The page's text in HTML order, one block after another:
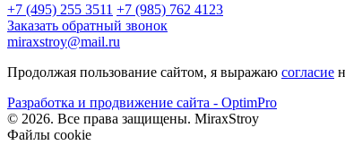
+7 (495) 255 3511 +7 (985) 762 4123
Заказать обратный звонок
miraxstroy@mail.ru
Продолжая пользование сайтом, я выражаю согласие
Разработка и продвижение сайта - OptimPro
© 2026. Все права защищены. MiraxStroy
Файлы cookie